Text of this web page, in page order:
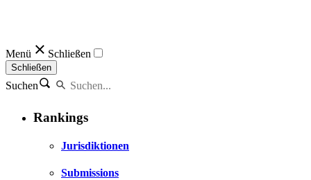
Menü Schließen
Schließen
Suchen
Rankings
Jurisdiktionen
Submissions